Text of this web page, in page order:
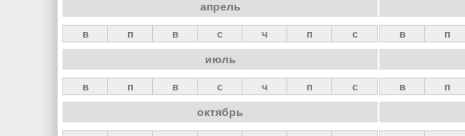
д
к
и
апрель
в п в с ч п с в п
июль
в п в с ч п с в п
октябрь